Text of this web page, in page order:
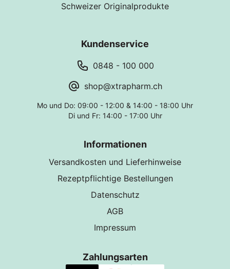
Schweizer Originalprodukte
Kundenservice
0848 - 100 000
shop@xtrapharm.ch
Mo und Do: 09:00 - 12:00 & 14:00 - 18:00 Uhr
Di und Fr: 14:00 - 17:00 Uhr
Informationen
Versandkosten und Lieferhinweise
Rezeptpflichtige Bestellungen
Datenschutz
AGB
Impressum
Zahlungsarten